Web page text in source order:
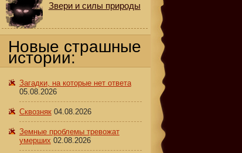
Звери и силы природы
Новые страшные
истории:
Загадки, на которые нет ответа
05.08.2026
Сквозняк 04.08.2026
Земные проблемы тревожат
умерших 02.08.2026